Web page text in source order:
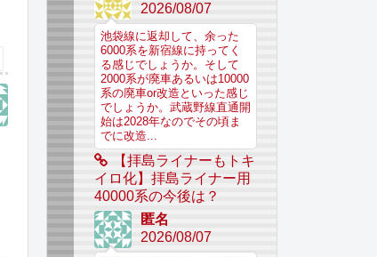
2026/08/07
池袋線に返却して、余った
6000系を新宿線に持ってく
る感じでしょうか。そして
2000系が廃車あるいは10000
系の廃車or改造といった感じ
でしょうか。武蔵野線直通開
始は2028年なのでその頃ま
でに改造...
【拝島ライナーもトキ
イロ化】拝島ライナー用
40000系の今後は？
匿名
2026/08/07